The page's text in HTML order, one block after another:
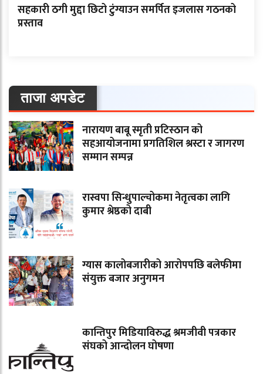
सहकारी ठगी मुद्दा छिटो टुंग्याउन समर्पित इजलास गठनको
प्रस्ताव
ताजा अपडेट
नारायण बाबू स्मृती प्रटिस्ठान को
सहआयोजनामा प्रगतिशिल श्रस्टा र जागरण
सम्मान सम्पन्न
रास्वपा सिन्धुपाल्चोकमा नेतृत्वका लागि
कुमार श्रेष्ठको दाबी
ग्यास कालोबजारीको आरोपपछि बलेफीमा
संयुक्त बजार अनुगमन
कान्तिपुर मिडियाविरुद्ध श्रमजीवी पत्रकार
संघको आन्दोलन घोषणा